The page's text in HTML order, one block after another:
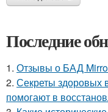
Последние
1. Отзывы о БАД
2. Секреты здоровых
помогают в